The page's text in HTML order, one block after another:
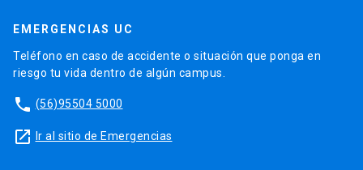
EMERGENCIAS UC
Teléfono en caso de accidente o situación que ponga en
riesgo tu vida dentro de algún campus.
phone (56)95504 5000
launch Ir al sitio de Emergencias